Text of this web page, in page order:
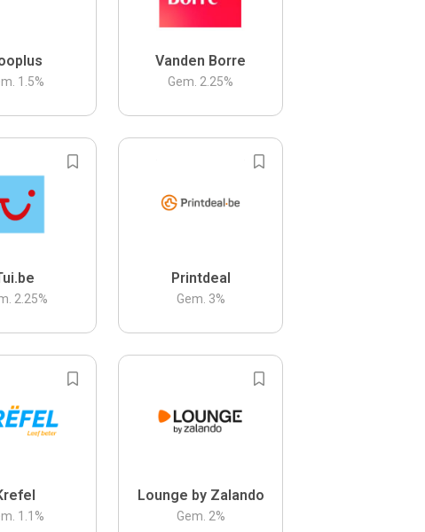
1.5%
Vanden Borre
Gem. 2.25%
2.25%
Printdeal
Gem. 3%
1.1 %
Lounge by Zalando
Gem. 2%